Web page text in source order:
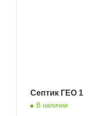
Септик ГЕО 1
В наличии